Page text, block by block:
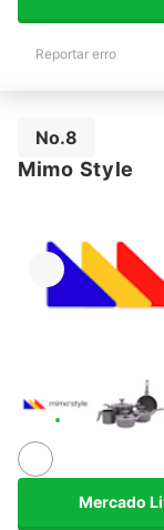
Reportar erro
No.8
Mimo Style
Mercado